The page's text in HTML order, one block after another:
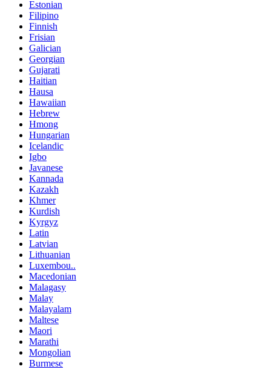
Estonian
Filipino
Finnish
Frisian
Galician
Georgian
Gujarati
Haitian
Hausa
Hawaiian
Hebrew
Hmong
Hungarian
Icelandic
Igbo
Javanese
Kannada
Kazakh
Khmer
Kurdish
Kyrgyz
Latin
Latvian
Lithuanian
Luxembou..
Macedonian
Malagasy
Malay
Malayalam
Maltese
Maori
Marathi
Mongolian
Burmese